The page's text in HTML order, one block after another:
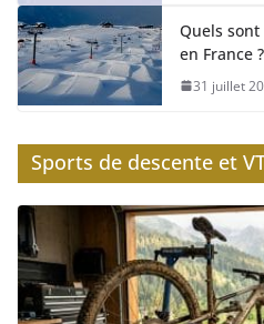
Quels
en France ?
31 juillet
Sports de descente et